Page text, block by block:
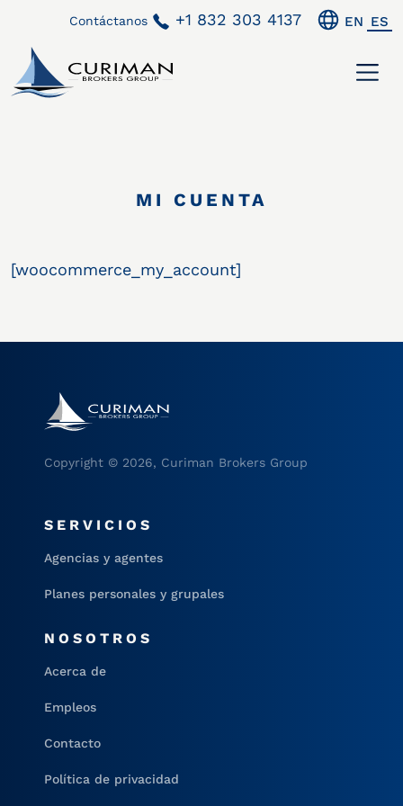
Contáctanos +1 832 303 4137 EN ES
MI CUENTA
[woocommerce_my_account]
Copyright © 2026, Curiman Brokers Group
SERVICIOS
Agencias y agentes
Planes personales y grupales
NOSOTROS
Acerca de
Empleos
Contacto
Política de privacidad